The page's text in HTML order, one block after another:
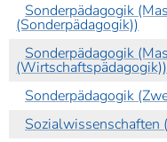
Sonderpädagogik
(Sonderpädagogik))
Sonderpädagogik
(Wirtschaftspädagogik))
Sonderpädagogik
Sozialwissenschaften